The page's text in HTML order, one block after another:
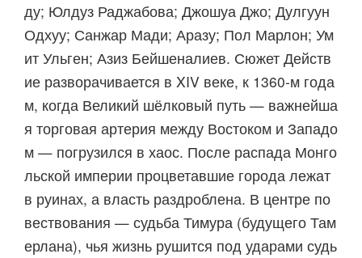
ду; Юлдуз Раджабова; Джошуа Джо; Дулгуун
Одхуу; Санжар Мади; Аразу; Пол Марлон; Ум
ит Ульген; Азиз Бейшеналиев. Сюжет Действ
ие разворачивается в XIV веке, к 1360‑м года
м, когда Великий шёлковый путь — важнейша
я торговая артерия между Востоком и Западо
м — погрузился в хаос. После распада Монго
льской империи процветавшие города лежат
в руинах, а власть раздроблена. В центре по
вествования — судьба Тимура (будущего Там
ерлана), чья жизнь рушится под ударами судь